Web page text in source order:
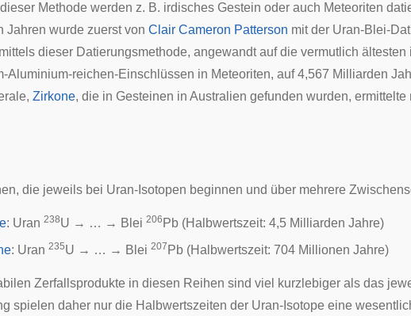
Methode werden z. B. irdisches Gestein oder auch Meteoriten
Jahren wurde zuerst von Clair Cameron Patterson mit der Uran-Blei-
dieser Datierungsmethode, angewandt auf die vermutlich
Aluminium-reichen-Einschlüssen in Meteoriten, auf 4,567 Milliarden
Zirkone, die in Gesteinen in Australien gefunden wurden,
die jeweils bei Uran-Isotopen beginnen und über mehrere
: Uran 238U → … → Blei 206 Pb (Halbwertszeit: 4,5 Milliarden Jahre)
: Uran 235U → … → Blei 207 Pb (Halbwertszeit: 704 Millionen Jahre)
Zerfallsprodukte in diesen Reihen sind viel kurzlebiger als das
spielen daher nur die Halbwertszeiten der Uran-Isotope eine